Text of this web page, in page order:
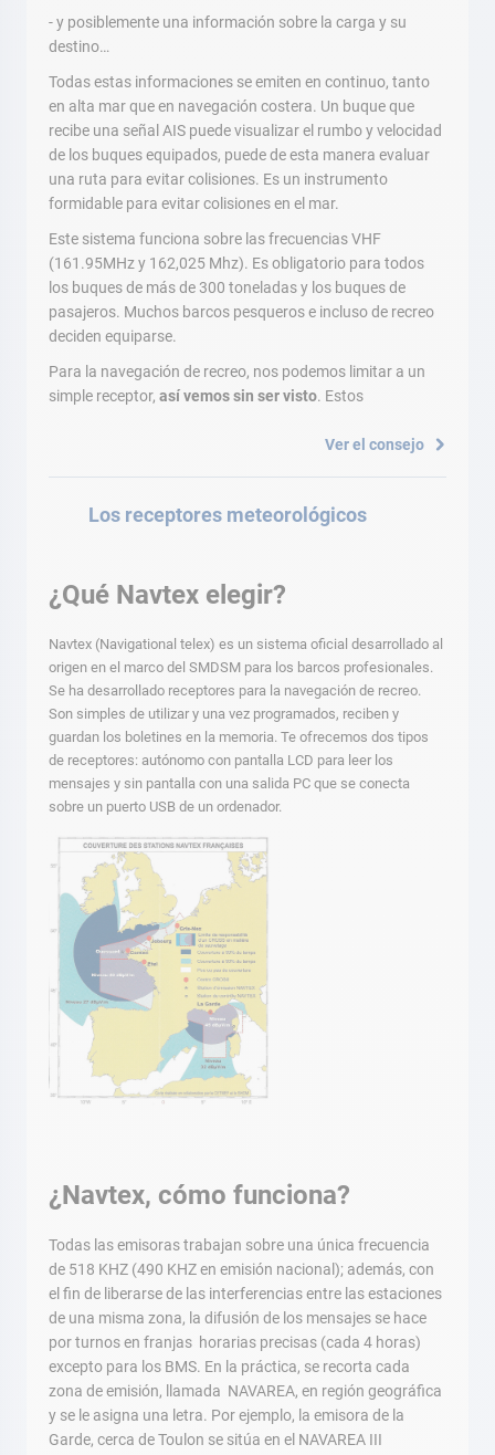
- y posiblemente una información sobre la carga y su
destino…
Todas estas informaciones se emiten en continuo, tanto
en alta mar que en navegación costera. Un buque que
recibe una señal AIS puede visualizar el rumbo y velocidad
de los buques equipados, puede de esta manera evaluar
una ruta para evitar colisiones. Es un instrumento
formidable para evitar colisiones en el mar.
Este sistema funciona sobre las frecuencias VHF
(161.95MHz y 162,025 Mhz). Es obligatorio para todos
los buques de más de 300 toneladas y los buques de
pasajeros. Muchos barcos pesqueros e incluso de recreo
deciden equiparse.
Para la navegación de recreo, nos podemos limitar a un
simple receptor, así vemos sin ser visto. Estos
Ver el consejo
Los receptores meteorológicos
¿Qué Navtex elegir?
Navtex (Navigational telex) es un sistema oficial desarrollado al
origen en el marco del SMDSM para los barcos profesionales.
Se ha desarrollado receptores para la navegación de recreo.
Son simples de utilizar y una vez programados, reciben y
guardan los boletines en la memoria. Te ofrecemos dos tipos
de receptores: autónomo con pantalla LCD para leer los
mensajes y sin pantalla con una salida PC que se conecta
sobre un puerto USB de un ordenador.
¿Navtex, cómo funciona?
Todas las emisoras trabajan sobre una única frecuencia
de 518 KHZ (490 KHZ en emisión nacional); además, con
el fin de liberarse de las interferencias entre las estaciones
de una misma zona, la difusión de los mensajes se hace
por turnos en franjas horarias precisas (cada 4 horas)
excepto para los BMS. En la práctica, se recorta cada
zona de emisión, llamada NAVAREA, en región geográfica
y se le asigna una letra. Por ejemplo, la emisora de la
Garde, cerca de Toulon se sitúa en el NAVAREA III